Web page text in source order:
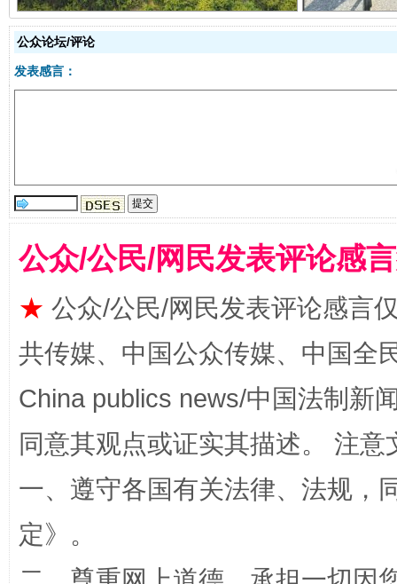
公众论坛/评论
发表感言：
公众/公民/网民发表评论感
★ 公众/公民/网民发表评论感言
共传媒、中国公众传媒、中国全
China publics news/中国法制新
同意其观点或证实其描述。 注
一、遵守各国有关法律、法规，
定》。